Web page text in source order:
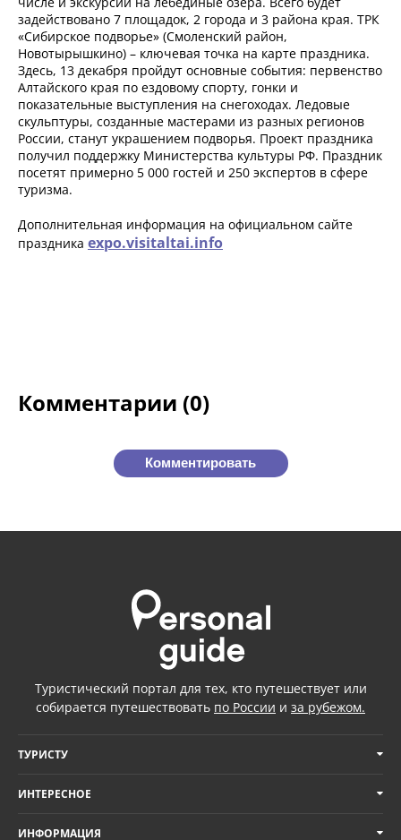
задействовано 7 площадок, 2 города и 3 района края. ТРК
«Сибирское подворье» (Смоленский район,
Новотырышкино) – ключевая точка на карте праздника.
Здесь, 13 декабря пройдут основные события: первенство
Алтайского края по ездовому спорту, гонки и
показательные выступления на снегоходах. Ледовые
скульптуры, созданные мастерами из разных регионов
России, станут украшением подворья. Проект праздника
получил поддержку Министерства культуры РФ. Праздник
посетят примерно 5 000 гостей и 250 экспертов в сфере
туризма.
Дополнительная информация на официальном сайте
праздника expo.visitaltai.info
Комментарии (0)
Комментировать
Туристический портал для тех, кто путешествует или
собирается путешествовать по России и за рубежом.
ТУРИСТУ
ИНТЕРЕСНОЕ
ИНФОРМАЦИЯ